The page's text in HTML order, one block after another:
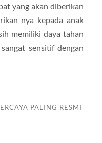
yang akan diberikan
nya kepada anak
memiliki daya tahan
sensitif dengan
PALING RESMI